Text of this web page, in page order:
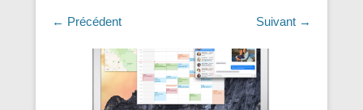
← Précédent Suivant →